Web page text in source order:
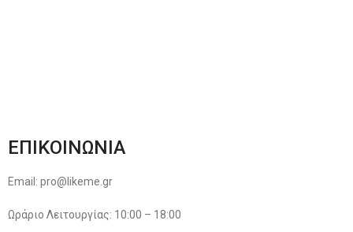
ΕΠΙΚΟΙΝΩΝΙΑ
Email: pro@likeme.gr
Ωράριο Λειτουργίας: 10:00 – 18:00